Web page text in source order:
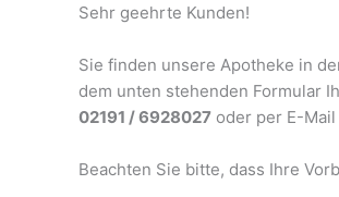
Sehr geehrte Kunden!
Sie finden unsere Apotheke in
dem unten stehenden Formular
02191 / 6928027 oder per E-Mail
Beachten Sie bitte, dass Ihre